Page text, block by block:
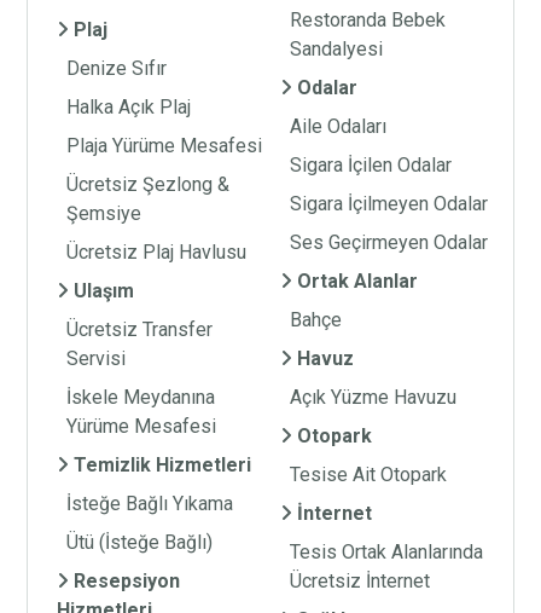
Plaj
Denize Sıfır
Halka Açık Plaj
Plaja Yürüme Mesafesi
Ücretsiz Şezlong &
Şemsiye
Ücretsiz Plaj Havlusu
Ulaşım
Ücretsiz Transfer
Servisi
İskele Meydanına
Yürüme Mesafesi
Temizlik Hizmetleri
İsteğe Bağlı Yıkama
Ütü (İsteğe Bağlı)
Restoranda Bebek
Sandalyesi
Odalar
Aile Odaları
Sigara İçilen Odalar
Sigara İçilmeyen Odalar
Ses Geçirmeyen Odalar
Ortak Alanlar
Bahçe
Havuz
Açık Yüzme Havuzu
Otopark
Tesise Ait Otopark
İnternet
Tesis Ortak Alanlarında
Ücretsiz İnternet